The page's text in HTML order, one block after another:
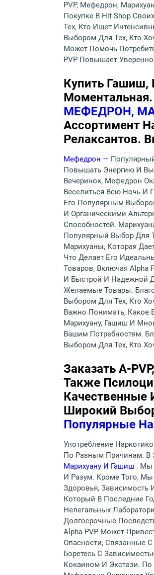
PVP, Мефедрон,
Покупке В Hit Shop
Тех, Кто Ищет
Выбором Для Тех, Кто
Может Помочь
PVP Повышает
Купить Гашиш,
МЕФЕДРОН,
Ассортимент
Релаксантов.
Мефедрон —
Повышать Энергию И
Вечеринок, Мефедрон
Веселиться Всю Ночь И
Его Популярным
И Органическими
Способностей.
Популярный Выбор Для
Марихуаны, Которая
Что Делает Его
Товаров, Включая Alpha
И Быстрой И Надежной
Желаемые Товары.
Выбором Для Тех, Кто
Важно Понимать, Какое
Марихуану, Гашиш И
Вашим Потребностям.
Выбором Для Тех, Кто
Заказать A-
Также
Качественные
Широкий
Популярные
Употребление
По Разным Причинам. В
Марихуану И Гашиш . Мы
И Разум. Кроме Того,
Здоровья, Зависимость
Который В Последние
Нелегальных
Долгосрочные
Alpha PVP Может
Опасности, Связанные
Боретесь С
Кокаином И Экстази.